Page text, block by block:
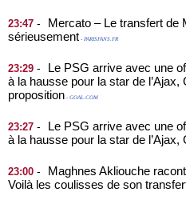
23:47 -
Mercato – Le transfert de
sérieusement - PARISFANS.FR
23:29 -
Le PSG arrive avec une
à la hausse pour la star de
proposition - GOAL.COM
23:27 -
Le PSG arrive avec une
à la hausse pour la star de l’Ajax,
23:00 -
Maghnes Akliouche
Voilà les coulisses de son